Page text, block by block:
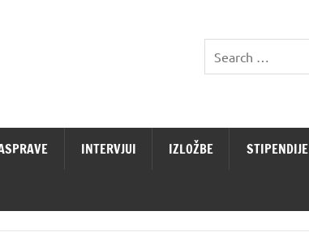
INTERVJUI IZLOŽBE STIPENDIJE